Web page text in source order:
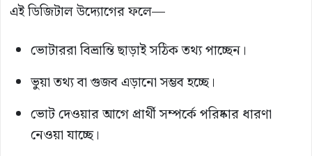
এই ডিজিটাল উদ্যোগের ফলে—
ভোটাররা বিভ্রান্তি ছাড়াই সঠিক তথ্য পাচ্ছেন।
ভুয়া তথ্য বা গুজব এড়ানো সম্ভব হচ্ছে।
ভোট দেওয়ার আগে প্রার্থী সম্পর্কে পরিষ্কার ধারণা
নেওয়া যাচ্ছে।